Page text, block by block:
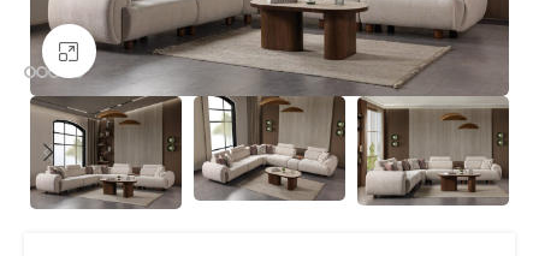
Büyütmek için tıklayın